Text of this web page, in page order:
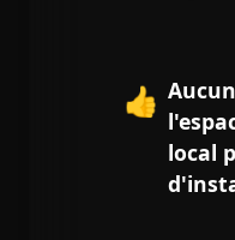
👍
local